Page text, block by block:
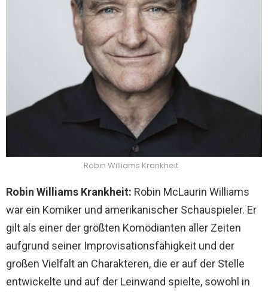
Robin Williams Krankheit
Robin Williams Krankheit: Robin McLaurin Williams
war ein Komiker und amerikanischer Schauspieler. Er
gilt als einer der größten Komödianten aller Zeiten
aufgrund seiner Improvisationsfähigkeit und der
großen Vielfalt an Charakteren, die er auf der Stelle
entwickelte und auf der Leinwand spielte, sowohl in